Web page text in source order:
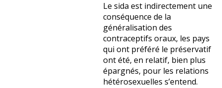
Le sida est indirectement une
conséquence de la
généralisation des
contraceptifs oraux, les pays
qui ont préféré le préservatif
ont été, en relatif, bien plus
épargnés, pour les relations
hétérosexuelles s’entend.